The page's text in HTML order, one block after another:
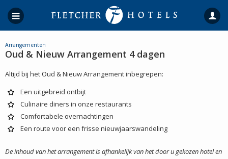
Arrangementen
Oud & Nieuw Arrangement 4 dagen
Altijd bij het Oud & Nieuw Arrangement inbegrepen:
Een uitgebreid ontbijt
Culinaire diners in onze restaurants
Comfortabele overnachtingen
Een route voor een frisse nieuwjaarswandeling
De inhoud van het arrangement is afhankelijk van het door u gekozen hotel en